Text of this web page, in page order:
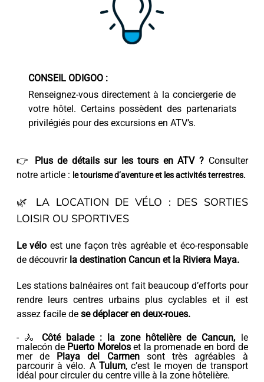
CONSEIL ODIGOO :
Renseignez-vous directement à la conciergerie de
votre hôtel. Certains possèdent des partenariats
privilégiés pour des excursions en ATV’s.
👉 Plus de détails sur les tours en ATV ?Consulter
notre article : le tourisme d’aventure et les activités terrestres.
🌿 LA LOCATION DE VÉLO : DES SORTIES
LOISIR OU SPORTIVES
Le vélo est une façon très agréable et éco-responsable
de découvrir la destination Cancun et la Riviera Maya.
Les stations balnéaires ont fait beaucoup d’efforts pour
rendre leurs centres urbains plus cyclables et il est
assez facile de se déplacer en deux-roues.
- 🚴 Côté balade : la zone hôtelière de Cancun, le
malecón de Puerto Moreloset la promenade en bord de
mer de
Playa del Carmensont très agréables à
parcourir à vélo. A Tulum, c’est le moyen de transport
idéal pour circuler du centre ville à la zone hôtelière.